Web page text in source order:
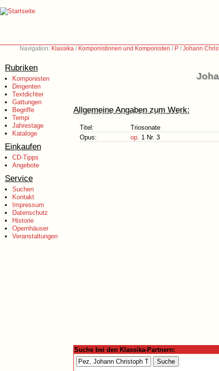
Navigation: Klassika / Komponistinnen und Komponisten / P /Johann
Rubriken
Komponisten
Dirigenten
Textdichter
Gattungen
Begriffe
Tempi
Jahrestage
Kataloge
Einkaufen
CD-Tipps
Angebote
Service
Suchen
Kontakt
Impressum
Datenschutz
Historie
Opernhäuser
Veranstaltungen
Allgemeine Angaben zum Werk:
Titel:
Triosonate
Opus:
op. 1 Nr. 3
Suche bei den Klassika-Partnern: